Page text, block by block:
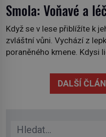
Smola: Voňavé a
Když se v lese přiblížíte k
zvláštní vůni. Vychází z
poraněného kmene. Kdysi
lidstvo pracovalo. Chrání
vysycháním. Dá se říct, že
DALŠÍ